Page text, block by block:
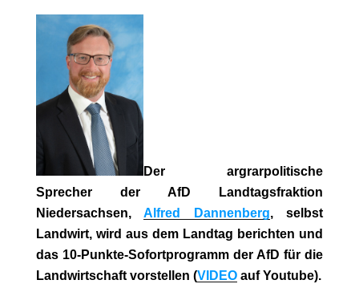
Der argrarpolitische
Sprecher der AfD Landtagsfraktion
Niedersachsen,Alfred Dannenberg, selbst
Landwirt, wird aus dem Landtag berichten und
das 10-Punkte-Sofortprogramm der AfD für die
Landwirtschaft vorstellen (VIDEO auf Youtube).